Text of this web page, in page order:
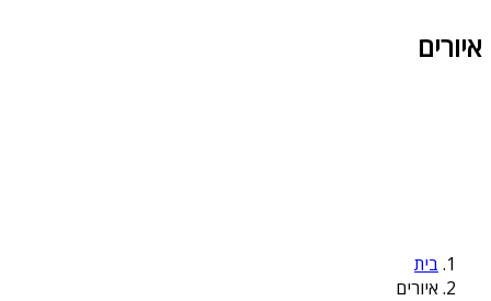
איורים
בית
איורים